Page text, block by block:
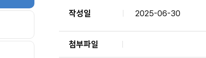
작성일 2025-06-30
첨부파일